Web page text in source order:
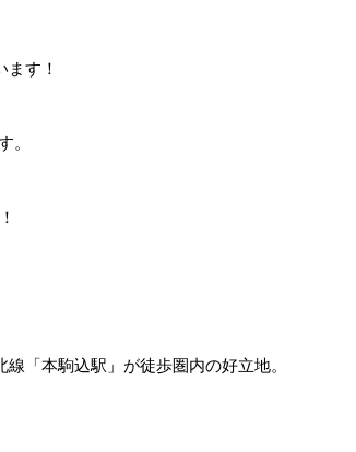
す！
。
「本駒込駅」が徒歩圏内の好立地。